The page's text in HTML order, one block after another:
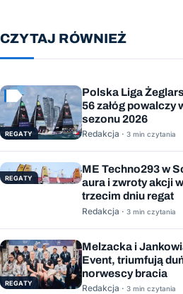
CZYTAJ RÓWNIEŻ
REGATY
Polska Liga
56 załóg powalczy
sezonu 2026
Redakcja · 3 min czytania
REGATY
ME Techno293 w
aura i zwroty akcji
trzecim dniu regat
Redakcja · 3 min czytania
REGATY
Melzacka i
Event, triumfują
norwescy bracia
Redakcja · 3 min czytania